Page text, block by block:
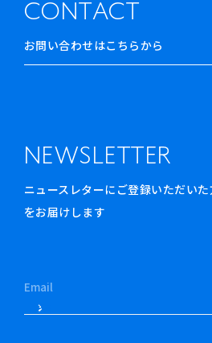
CONTACT
お問い合わせはこちらから
NEWSLETTER
ニュースレターにご登録いただい
をお届けします